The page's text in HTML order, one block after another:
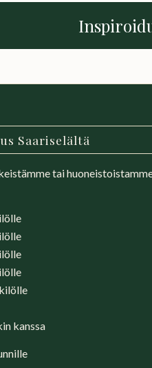
Saariselältä
tai
kanssa